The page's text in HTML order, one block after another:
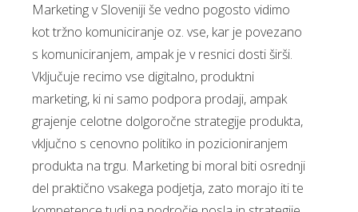
Marketing v Sloveniji še vedno pogosto vidimo
kot tržno komuniciranje oz. vse, kar je povezano
s komuniciranjem, ampak je v resnici dosti širši.
Vključuje recimo vse digitalno, produktni
marketing, ki ni samo podpora prodaji, ampak
grajenje celotne dolgoročne strategije produkta,
vključno s cenovno politiko in pozicioniranjem
produkta na trgu. Marketing bi moral biti osrednji
del praktično vsakega podjetja, zato morajo iti te